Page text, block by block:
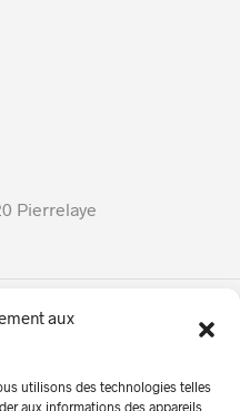
aux
utilisons des technologies telles
aux informations des appareils.
Pierrelaye